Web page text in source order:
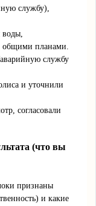
службу),
воды,
общими планами.
службу
и уточнили
согласовали
(что вы
признаны
и какие